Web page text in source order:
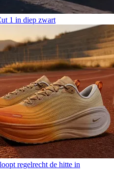
1 in diep zwart
regelrecht de hitte in